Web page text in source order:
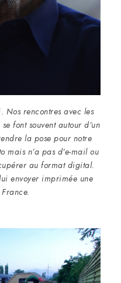
Nos rencontres avec les
font souvent autour d’un
la pose pour notre
n’a pas d’e-mail ou
au format digital.
envoyer imprimée une